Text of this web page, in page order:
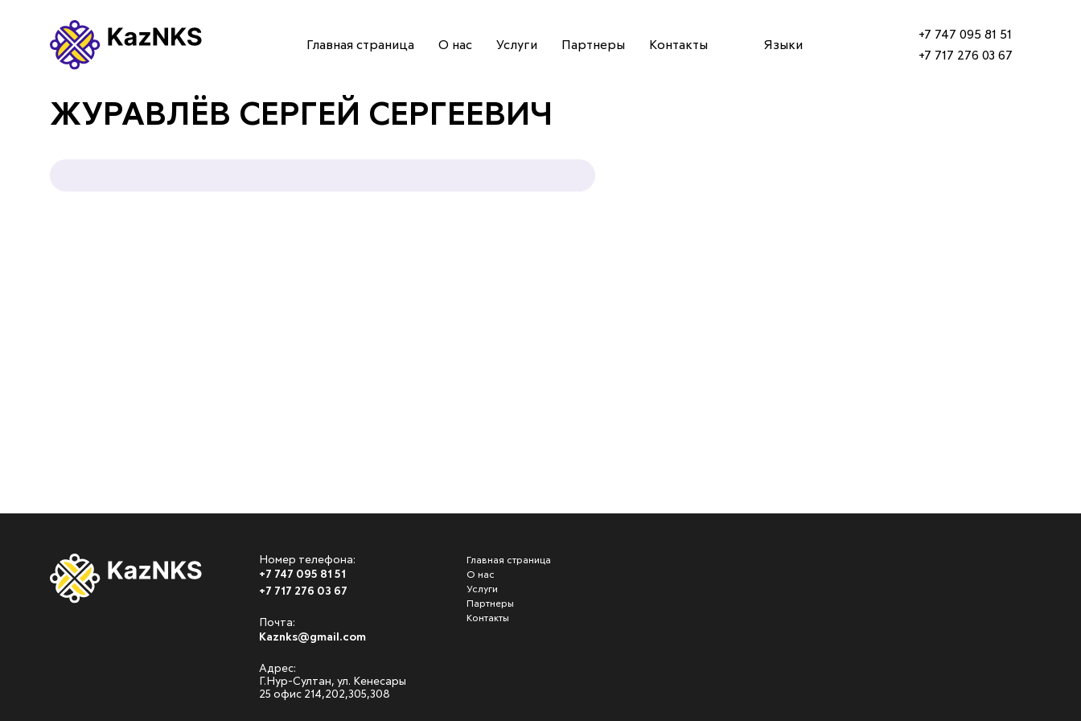
ГЛАВНАЯ СТРАНИЦА
Главная страница О нас Услуги Партнеры Контакты Языки
+7 747 095 81 51
+7 717 276 03 67
ЖУРАВЛЁВ СЕРГЕЙ СЕРГЕЕВИЧ
Номер телефона:
+7 747 095 81 51
+7 717 276 03 67
Почта:
Kaznks@gmail.com
Адрес:
Г.Нур-Султан, ул. Кенесары
25 офис 214,202,305,308
Главная страница
О нас
Услуги
Партнеры
Контакты